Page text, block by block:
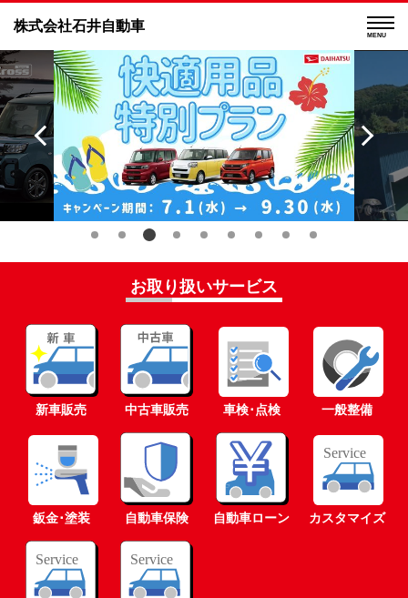
株式会社石井自動車
MENU
お取り扱いサービス
新車販売 中古車販売 車検･点検 一般整備
鈑金･塗装 自動車保険 自動車ローン カスタマイズ